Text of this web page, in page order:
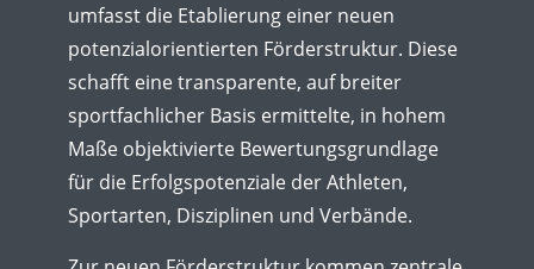
umfasst die Etablierung einer neuen
potenzialorientierten Förderstruktur. Diese
schafft eine transparente, auf breiter
sportfachlicher Basis ermittelte, in hohem
Maße objektivierte Bewertungsgrundlage
für die Erfolgspotenziale der Athleten,
Sportarten, Disziplinen und Verbände.